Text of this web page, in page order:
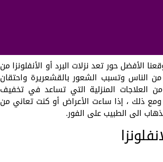
الأفضل حور تعد نزلات البرد أو الأنفلونزا من
من الناس وتسبب الشعور بالقشعريرة واحتقان
العلاجات المنزلية التي تساعد في تخفيف
ومع ذلك ، إذا ساءت الأعراض أو كنت تعاني من
الى الطبيب على الفور.